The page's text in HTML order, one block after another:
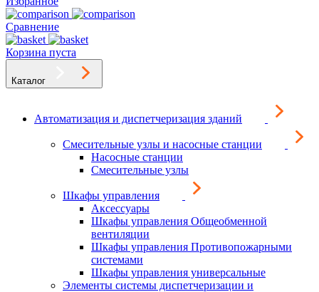
Сравнение
Корзина пуста
Каталог
Автоматизация и диспетчеризация зданий
Смесительные узлы и насосные станции
Насосные станции
Смесительные узлы
Шкафы управления
Аксессуары
Шкафы управления Общеобменной
вентиляции
Шкафы управления Противопожарными
системами
Шкафы управления универсальные
Элементы системы диспетчеризации и